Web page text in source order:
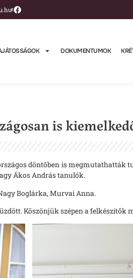
DOKUMENTUMOK
is
döntőben is
Ákos András tanulók.
Boglárka, Murvai Anna.
Köszönjük szépen a felkészítők